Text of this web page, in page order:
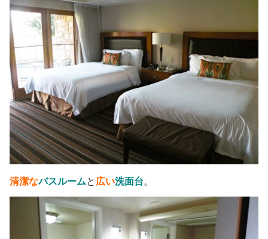
清潔なバスルームと 広い洗面台。